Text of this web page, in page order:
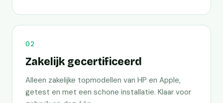
02
Zakelijk gecertificeerd
Alleen zakelijke topmodellen van HP en Apple,
getest en met een schone installatie. Klaar voor